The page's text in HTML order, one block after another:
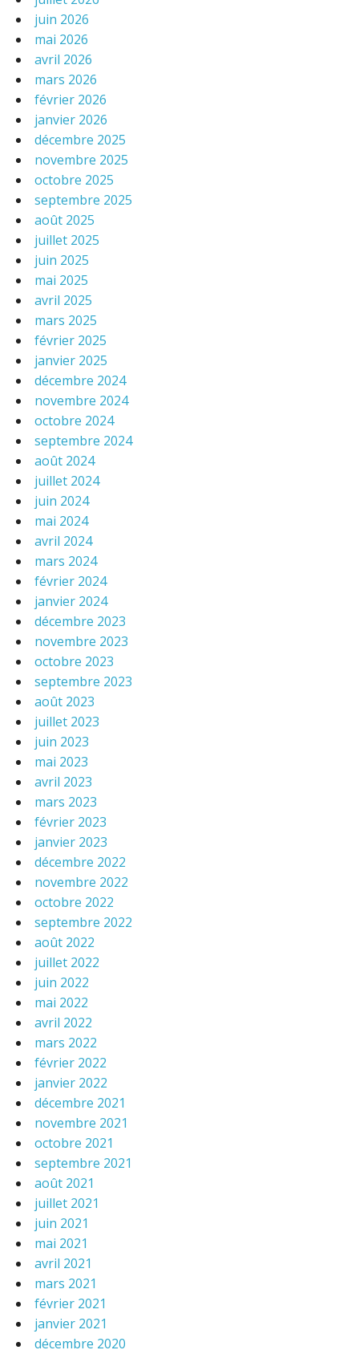
juin 2026
mai 2026
avril 2026
mars 2026
février 2026
janvier 2026
décembre 2025
novembre 2025
octobre 2025
septembre 2025
août 2025
juillet 2025
juin 2025
mai 2025
avril 2025
mars 2025
février 2025
janvier 2025
décembre 2024
novembre 2024
octobre 2024
septembre 2024
août 2024
juillet 2024
juin 2024
mai 2024
avril 2024
mars 2024
février 2024
janvier 2024
décembre 2023
novembre 2023
octobre 2023
septembre 2023
août 2023
juillet 2023
juin 2023
mai 2023
avril 2023
mars 2023
février 2023
janvier 2023
décembre 2022
novembre 2022
octobre 2022
septembre 2022
août 2022
juillet 2022
juin 2022
mai 2022
avril 2022
mars 2022
février 2022
janvier 2022
décembre 2021
novembre 2021
octobre 2021
septembre 2021
août 2021
juillet 2021
juin 2021
mai 2021
avril 2021
mars 2021
février 2021
janvier 2021
décembre 2020